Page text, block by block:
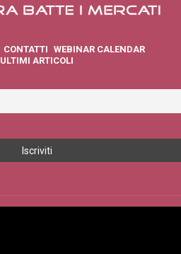
CONTATTI WEBINAR CALENDAR
ULTIMI ARTICOLI